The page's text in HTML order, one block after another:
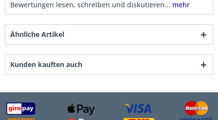
Bewertungen lesen, schreiben und diskutieren... mehr
Ähnliche Artikel
Kunden kauften auch